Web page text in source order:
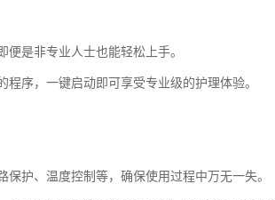
是非专业人士也能轻松上手。
序，一键启动即可享受专业级的护理体验。
护、温度控制等，确保使用过程中万无一失。